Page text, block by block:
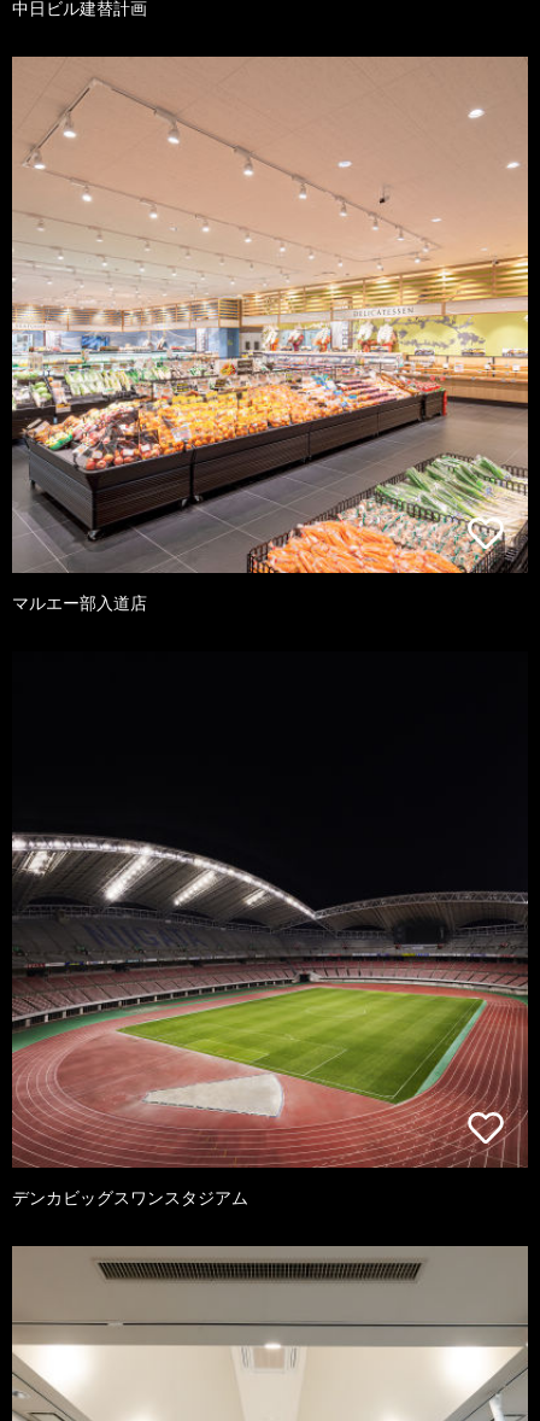
中日ビル建替計画
マルエー部入道店
デンカビッグスワンスタジアム